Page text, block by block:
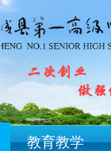
教育教学